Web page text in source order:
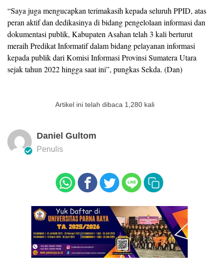
“Saya juga mengucapkan terimakasih kepada seluruh PPID, atas
peran aktif dan dedikasinya di bidang pengelolaan informasi dan
dokumentasi publik, Kabupaten Asahan telah 3 kali berturut
meraih Predikat Informatif dalam bidang pelayanan informasi
kepada publik dari Komisi Informasi Provinsi Sumatera Utara
sejak tahun 2022 hingga saat ini”, pungkas Sekda. (Dan)
Artikel ini telah dibaca 1,280 kali
Daniel Gultom
Penulis